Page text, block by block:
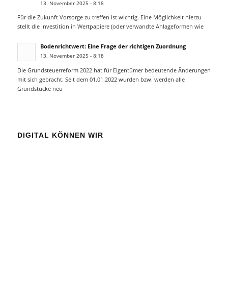
13. November 2025 - 8:18
Für die Zukunft Vorsorge zu treffen ist wichtig. Eine Möglichkeit hierzu
stellt die Investition in Wertpapiere (oder verwandte Anlageformen wie
Bodenrichtwert: Eine Frage der richtigen Zuordnung
13. November 2025 - 8:18
Die Grundsteuerreform 2022 hat für Eigentümer bedeutende Änderungen
mit sich gebracht. Seit dem 01.01.2022 wurden bzw. werden alle
Grundstücke neu
DIGITAL KÖNNEN WIR